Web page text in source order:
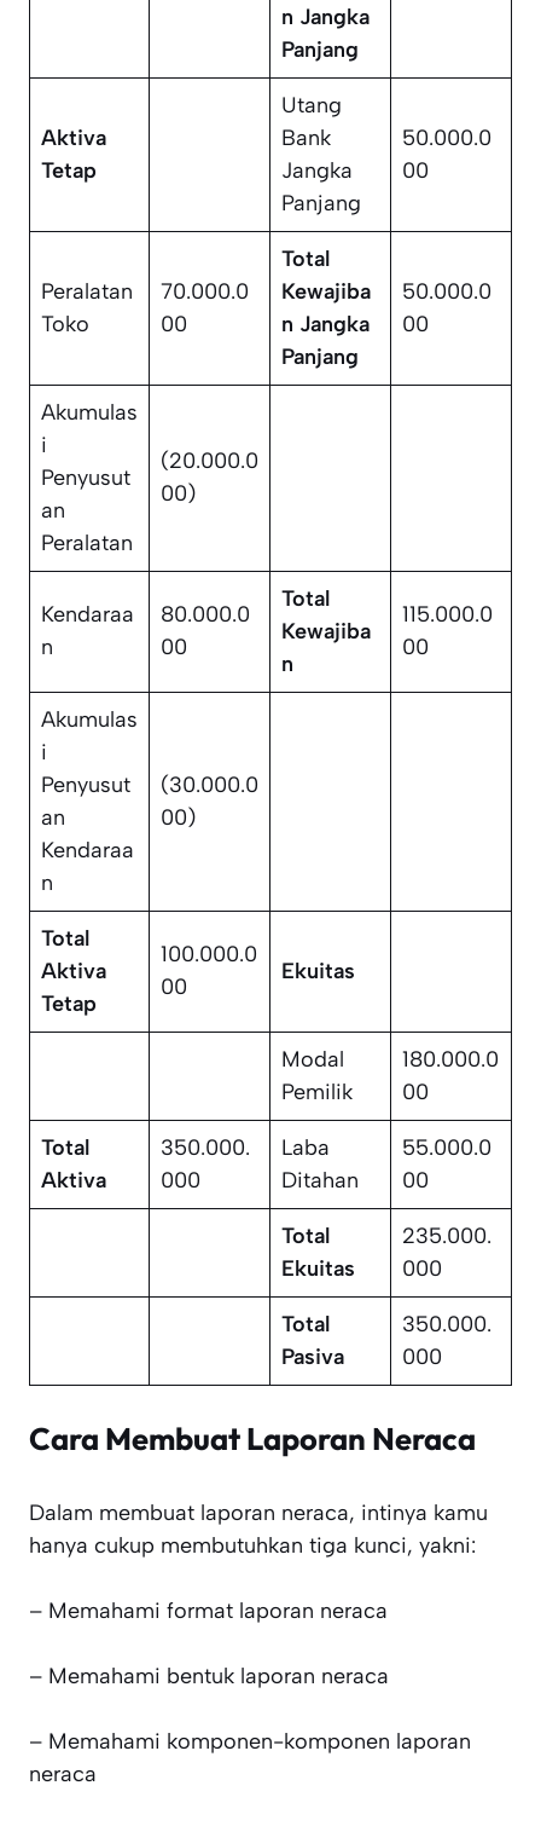
n Jangka
Panjang
Aktiva
Tetap
Utang
Bank
Jangka
Panjang
50.000.0
00
Peralatan
Toko
70.000.0
00
Total
Kewajiba
n Jangka
Panjang
50.000.0
00
Akumulas
i
Penyusut
an
Peralatan
(20.000.0
00)
Kendaraa
n
80.000.0
00
Total
Kewajiba
n
115.000.0
00
Akumulas
i
Penyusut
an
Kendaraa
n
(30.000.0
00)
Total
Aktiva
Tetap
100.000.0
00
Ekuitas
Modal
Pemilik
180.000.0
00
Total
Aktiva
350.000.
000
Laba
Ditahan
55.000.0
00
Total
Ekuitas
235.000.
000
Total
Pasiva
350.000.
000
Cara Membuat Laporan Neraca
Dalam membuat laporan neraca, intinya kamu
hanya cukup membutuhkan tiga kunci, yakni:
– Memahami format laporan neraca
– Memahami bentuk laporan neraca
– Memahami komponen-komponen laporan
neraca